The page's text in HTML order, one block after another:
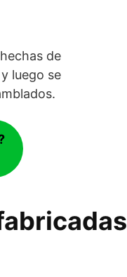
de
luego se